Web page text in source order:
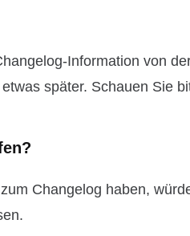
Information von
später. Schauen Sie
Changelog haben,